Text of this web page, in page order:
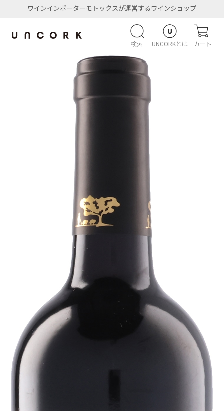
ワインインポーターモトックスが運営するワインショップ
検索 UNCORKとは カート